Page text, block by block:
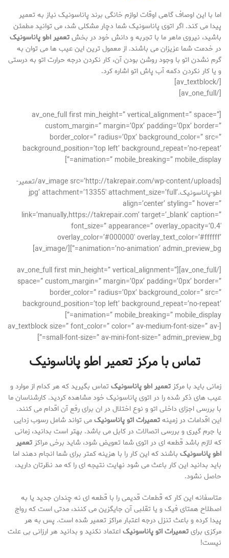
اما با این اوصاف گاهی اوقات لوازم خانگی برند پاناسونیک نیاز به تعمیر
پیدا می کند. اگر اتوی پاناسونیک شما دچار مشکلی شد، می توانید مطمئن
باشید، نیروی ماهر ما با تجربه و دانش خود در بخشتعمیر اطو پاناسونیک
در خدمت شما عزیزان می باشند. از معمول ترین این عیب ها می توان به
گرم نشدن اتو با وجود روشن بودن آن، کار نکردن درجه حرارت اتو به درستی
و یا کار نکردن دکمه آب پاش اتو اشاره کرد.
[/av_textblock]
[/av_one_full]
[av_one_full first min_height=” vertical_alignment=” space=”
custom_margin=” margin=’0px’ padding=’0px’ border=”
border_color=” radius=’0px’ background_color=” src=”
background_position=’top left’ background_repeat=’no-repeat’
animation=” mobile_breaking=” mobile_display=”]
[av_image src=’http://takrepair.com/wp-content/uploads/تعمیر-
اطو-پاناسونیک.jpg’ attachment=’13355′ attachment_size=’full’
align=’center’ styling=” hover=”
link=’manually,https://takrepair.com’ target=’_blank’ caption=”
font_size=” appearance=” overlay_opacity=’0.4′
overlay_color=’#000000′ overlay_text_color=’#ffffff’
animation=’no-animation’ admin_preview_bg=”][/av_image]
[/av_one_full][av_one_full first min_height=” vertical_alignment=”
space=” custom_margin=” margin=’0px’ padding=’0px’ border=”
border_color=” radius=’0px’ background_color=” src=”
background_position=’top left’ background_repeat=’no-repeat’
animation=” mobile_breaking=” mobile_display=”]
[av_textblock size=” font_color=” color=” av-medium-font-size=” av-
small-font-size=” av-mini-font-size=” admin_preview_bg=”]
تماس با مرکز تعمیر اطو پاناسونیک
زمانی باید با مرکزتعمیر اطو پاناسونیک تماس بگیرید که هر کدام از موارد و
عیب های ذکر شده را در اتوی پاناسونیک خود مشاهده کردید. کارشناسان ما
با بررسی اجزای داخلی اتو و نوع اختلال در ان برای رفع آن اقدام می کنند.
این اقدامات در زمینهتعمیرات اتو پاناسونیکمی تواند شامل رسوب زدایی
یا جرم گیری و بررسی اتصالات در کابل می باشد. بهتر است بدانید، زمانی
که لازم باشد قطعه ای در اتوی شما تعویض شود، شاید برخی مراکزتعمیر
اطو پاناسونیک باشند که این کار را با هزینه کمتر برای شما انجام دهند اما
باید بدانید این کار باعث می شود نهایت نتیجه ای را که مد نظرتان دارید،
حاصل نشود.
متاسفانه این کار که قطعات قدیمی را با قطعه ای نه چندان جدید یا به
اصطلاح همتای فیک و یا تقلبی آن جایگزین می کنند، مدتی است که رواج
پیدا کرده و باعث تنزل درجه اعتبار مراکز تعمیر شده است. پس به هر
مرکزی برایتعمیرات اتو پاناسونیکاعتماد نکنید و بدانید هر ارزانی بی علت
نیست!